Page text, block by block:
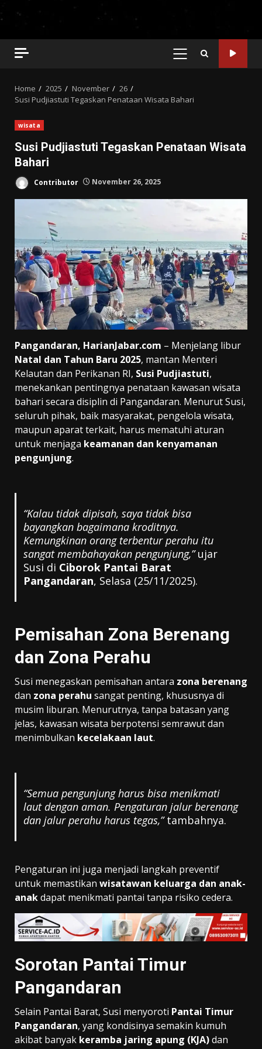
PRIMARY
Home 2025 November
26
Susi Pudjiastuti Tegaskan Penataan Wisata Bahari
wisata
Susi Pudjiastuti Tegaskan Penataan Wisata
Bahari
Contributor November 26, 2025
Pangandaran, HarianJabar.com – Menjelang libur
Natal dan Tahun Baru 2025, mantan Menteri
Kelautan dan Perikanan RI, Susi Pudjiastuti,
menekankan pentingnya penataan kawasan wisata
bahari secara disiplin di Pangandaran. Menurut Susi,
seluruh pihak, baik masyarakat, pengelola wisata,
maupun aparat terkait, harus mematuhi aturan
untuk menjaga keamanan dan kenyamanan
pengunjung.
“Kalau tidak dipisah, saya tidak bisa
bayangkan bagaimana kroditnya.
Kemungkinan orang terbentur perahu itu
sangat membahayakan pengunjung,”ujar
Susi di Ciborok Pantai Barat
Pangandaran, Selasa (25/11/2025).
Pemisahan Zona Berenang
dan Zona Perahu
Susi menegaskan pemisahan antara zona berenang
dan zona perahu sangat penting, khususnya di
musim liburan. Menurutnya, tanpa batasan yang
jelas, kawasan wisata berpotensi semrawut dan
menimbulkan kecelakaan laut.
“Semua pengunjung harus bisa menikmati
laut dengan aman. Pengaturan jalur berenang
dan jalur perahu harus tegas,”tambahnya.
Pengaturan ini juga menjadi langkah preventif
untuk memastikan wisatawan keluarga dan anak-
anakdapat menikmati pantai tanpa risiko cedera.
Sorotan Pantai Timur
Pangandaran
Selain Pantai Barat, Susi menyoroti Pantai Timur
Pangandaran, yang kondisinya semakin kumuh
akibat banyak keramba jaring apung (KJA)dan